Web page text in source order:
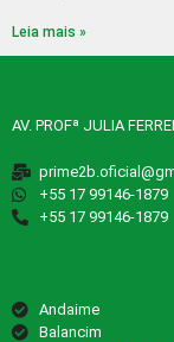
Leia mais »
AV. PROFª JULIA
‪+55 17 99146‑1879‬
‪+55 17 99146‑1879‬
Andaime
Balancim